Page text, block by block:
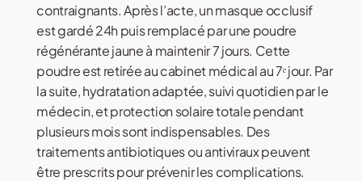
contraignants. Après l’acte, un masque occlusif
est gardé 24h puis remplacé par une poudre
régénérante jaune à maintenir 7 jours. Cette
poudre est retirée au cabinet médical au 7ᵉ jour. Par
la suite, hydratation adaptée, suivi quotidien par le
médecin, et protection solaire totale pendant
plusieurs mois sont indispensables. Des
traitements antibiotiques ou antiviraux peuvent
être prescrits pour prévenir les complications.